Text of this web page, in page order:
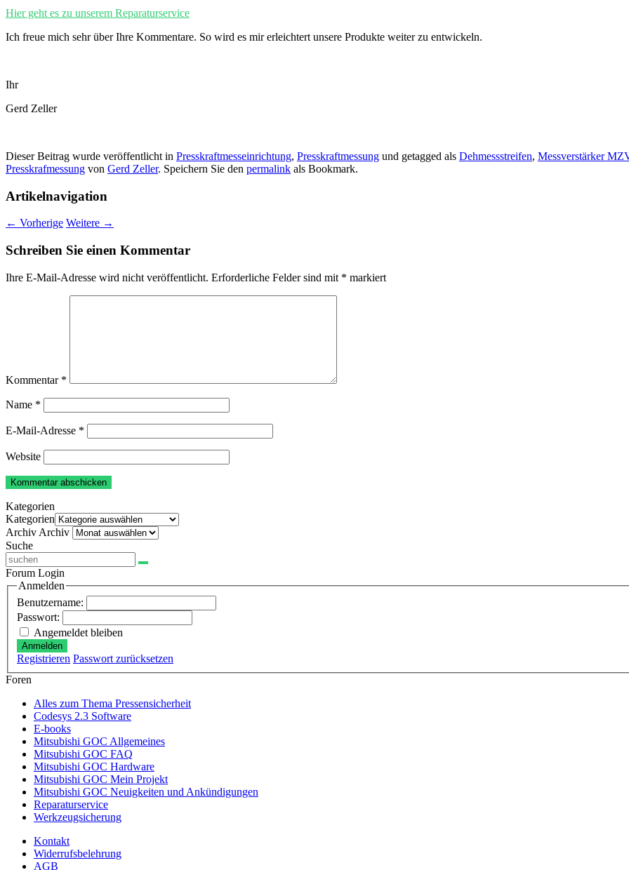
Hier geht es zu unserem Reparaturservice
Ich freue mich sehr über Ihre Kommentare. So wird es mir erleichtert unsere Produkte weiter zu entwickeln.
Ihr
Gerd Zeller
Dieser Beitrag wurde veröffentlicht in Presskraftmesseinrichtung, Presskraftmessung und getagged als Dehmessstreifen, Messverstärker
Presskrafmessung von Gerd Zeller. Speichern Sie den permalink als Bookmark.
Artikelnavigation
← Vorherige Weitere →
Schreiben Sie einen Kommentar
Ihre E-Mail-Adresse wird nicht veröffentlicht. Erforderliche Felder sind mit * markiert
Kommentar *
Name *
E-Mail-Adresse *
Website
Kategorien
Kategorien
Archiv Archiv
Suche
Forum Login
Anmelden
Benutzername:
Passwort:
Angemeldet bleiben
Anmelden
Registrieren Passwort zurücksetzen
Foren
Alles zum Thema Pressensicherheit
Codesys 2.3 Software
E-books
Mitsubishi GOC Allgemeines
Mitsubishi GOC FAQ
Mitsubishi GOC Hardware
Mitsubishi GOC Mein Projekt
Mitsubishi GOC Neuigkeiten und Ankündigungen
Reparaturservice
Werkzeugsicherung
Kontakt
Widerrufsbelehrung
AGB